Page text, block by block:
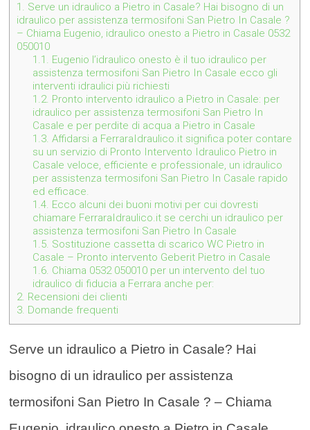
1. Serve un idraulico a Pietro in Casale? Hai bisogno di un
idraulico per assistenza termosifoni San Pietro In Casale ?
– Chiama Eugenio, idraulico onesto a Pietro in Casale 0532
050010
1.1. Eugenio l’idraulico onesto è il tuo idraulico per
assistenza termosifoni San Pietro In Casale ecco gli
interventi idraulici più richiesti
1.2. Pronto intervento idraulico a Pietro in Casale: per
idraulico per assistenza termosifoni San Pietro In
Casale e per perdite di acqua a Pietro in Casale
1.3. Affidarsi a FerraraIdraulico.it significa poter contare
su un servizio di Pronto Intervento Idraulico Pietro in
Casale veloce, efficiente e professionale, un idraulico
per assistenza termosifoni San Pietro In Casale rapido
ed efficace.
1.4. Ecco alcuni dei buoni motivi per cui dovresti
chiamare FerraraIdraulico.it se cerchi un idraulico per
assistenza termosifoni San Pietro In Casale
1.5. Sostituzione cassetta di scarico WC Pietro in
Casale – Pronto intervento Geberit Pietro in Casale
1.6. Chiama 0532 050010 per un intervento del tuo
idraulico di fiducia a Ferrara anche per:
2. Recensioni dei clienti
3. Domande frequenti
Serve un idraulico a Pietro in Casale? Hai
bisogno di un idraulico per assistenza
termosifoni San Pietro In Casale ? – Chiama